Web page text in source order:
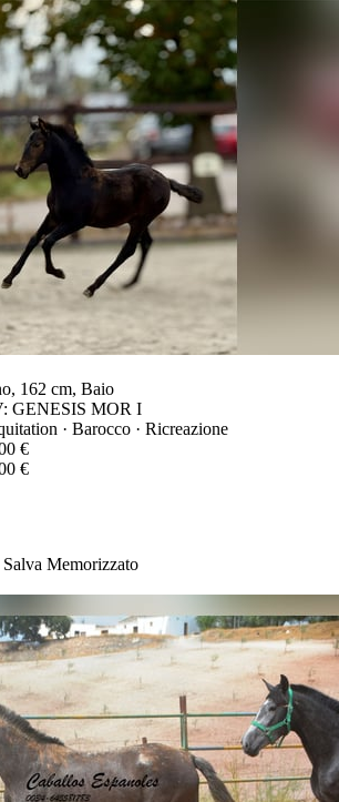
162 cm, Baio
GENESIS MOR I
· Barocco · Ricreazione
€
€
Salva Memorizzato